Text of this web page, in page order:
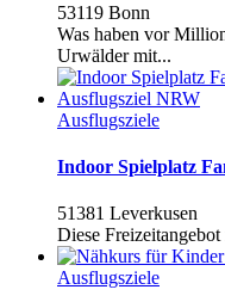
53119 Bonn
Was haben vor
Urwälder mit...
Ausflugsziele
Indoor Spielplatz
51381 Leverkusen
Diese
Ausflugsziele